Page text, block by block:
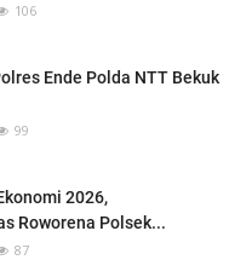
106
Ende Polda NTT Bekuk
99
2026,
Roworena Polsek...
87